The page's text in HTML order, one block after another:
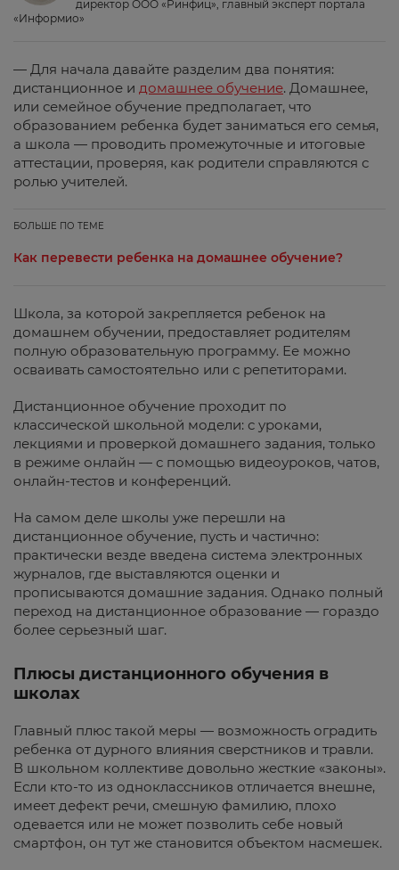
директор ООО «Ринфиц», главный эксперт портала
«Информио»
— Для начала давайте разделим два понятия:
дистанционное и домашнее обучение. Домашнее,
или семейное обучение предполагает, что
образованием ребенка будет заниматься его семья,
а школа — проводить промежуточные и итоговые
аттестации, проверяя, как родители справляются с
ролью учителей.
БОЛЬШЕ ПО ТЕМЕ
Как перевести ребенка на домашнее обучение?
Школа, за которой закрепляется ребенок на
домашнем обучении, предоставляет родителям
полную образовательную программу. Ее можно
осваивать самостоятельно или с репетиторами.
Дистанционное обучение проходит по
классической школьной модели: с уроками,
лекциями и проверкой домашнего задания, только
в режиме онлайн — с помощью видеоуроков, чатов,
онлайн-тестов и конференций.
На самом деле школы уже перешли на
дистанционное обучение, пусть и частично:
практически везде введена система электронных
журналов, где выставляются оценки и
прописываются домашние задания. Однако полный
переход на дистанционное образование — гораздо
более серьезный шаг.
Плюсы дистанционного обучения в
школах
Главный плюс такой меры — возможность оградить
ребенка от дурного влияния сверстников и травли.
В школьном коллективе довольно жесткие «законы».
Если кто-то из одноклассников отличается внешне,
имеет дефект речи, смешную фамилию, плохо
одевается или не может позволить себе новый
смартфон, он тут же становится объектом насмешек.